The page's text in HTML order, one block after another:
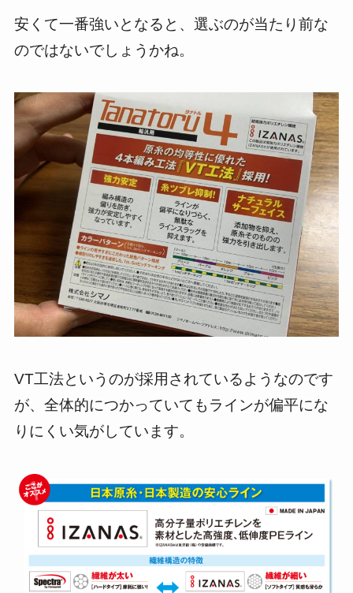
安くて一番強いとなると、選ぶのが当たり前な
のではないでしょうかね。
VT工法というのが採用されているようなのです
が、全体的につかっていてもラインが偏平にな
りにくい気がしています。